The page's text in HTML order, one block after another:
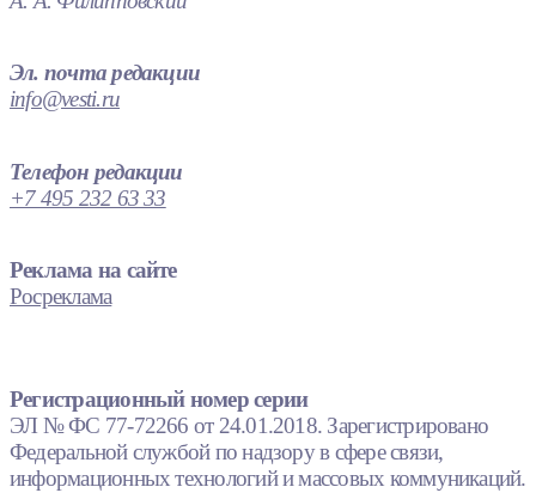
Эл. почта редакции
info@vesti.ru
Телефон редакции
+7 495 232 63 33
Реклама на сайте
Росреклама
Регистрационный номер серии
ЭЛ № ФС 77-72266 от 24.01.2018. Зарегистрировано
Федеральной службой по надзору в сфере связи,
информационных технологий и массовых коммуникаций.